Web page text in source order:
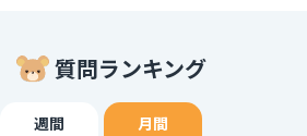
質問ランキング
週間 月間